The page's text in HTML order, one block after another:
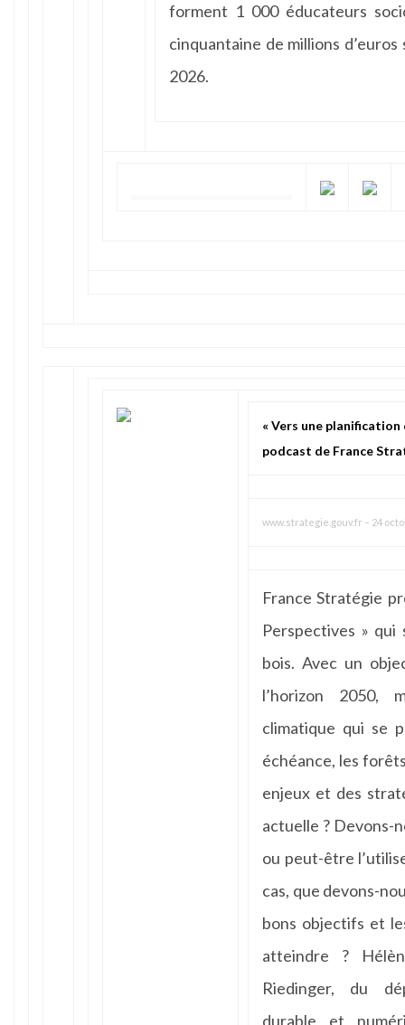
forment 1 000 éducateurs
cinquantaine de millions
2026.
« Vers une
podcast de France
www.strategie.gouv.fr – 24
France Stratégie
Perspectives »
bois. Avec un
l’horizon 2050,
climatique qui se
échéance, les
enjeux et des
actuelle ? Devons-
ou peut-être
cas, que devons-
bons objectifs et
atteindre ?
Riedinger, du
durable et